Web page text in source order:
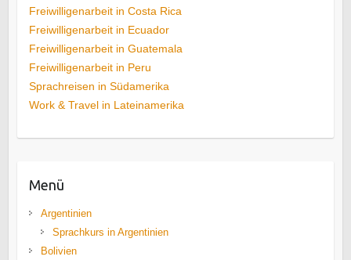
Freiwilligenarbeit in Costa Rica
Freiwilligenarbeit in Ecuador
Freiwilligenarbeit in Guatemala
Freiwilligenarbeit in Peru
Sprachreisen in Südamerika
Work & Travel in Lateinamerika
Menü
Argentinien
Sprachkurs in Argentinien
Bolivien